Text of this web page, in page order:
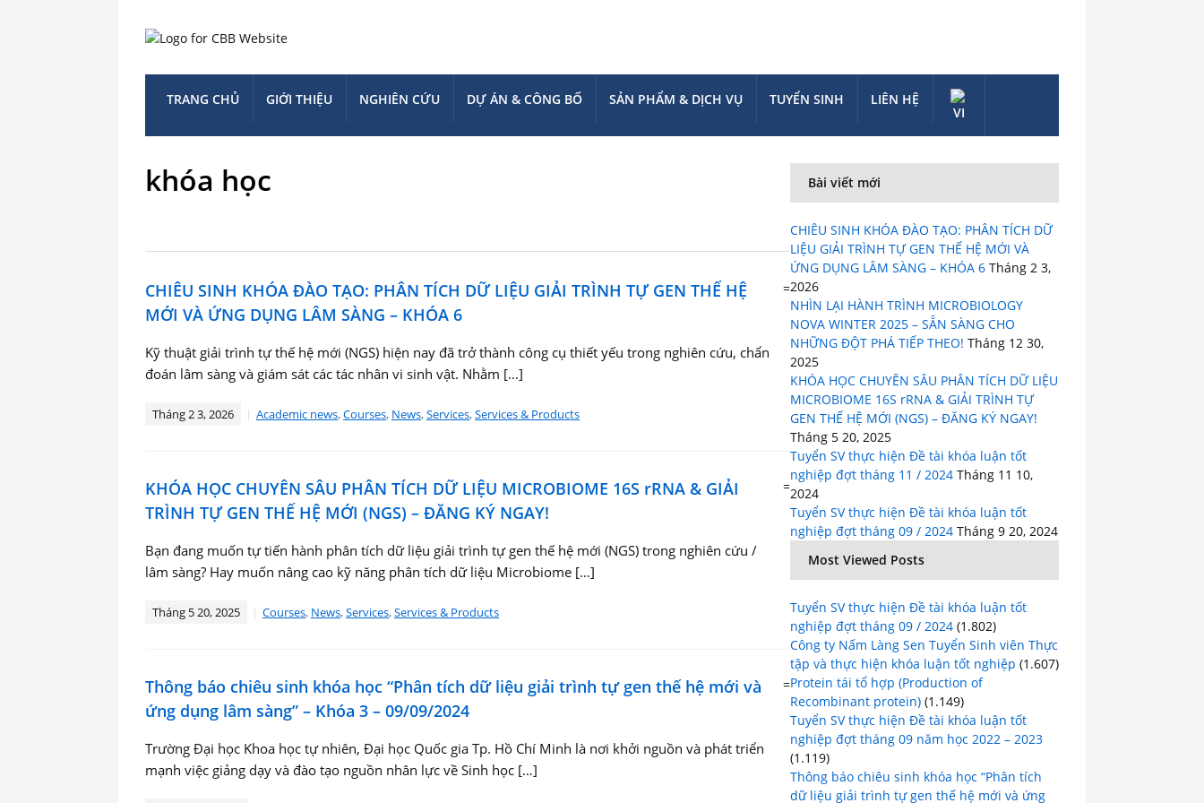
TRANG CHỦ GIỚI THIỆU NGHIÊN CỨU DỰ ÁN & CÔNG BỐ SẢN PHẨM & DỊCH VỤ TUYỂN SINH LIÊN HỆ
khóa học
CHIÊU SINH KHÓA ĐÀO TẠO: PHÂN TÍCH DỮ LIỆU GIẢI TRÌNH TỰ GEN THẾ HỆ
MỚI VÀ ỨNG DỤNG LÂM SÀNG – KHÓA 6
Kỹ thuật giải trình tự thế hệ mới (NGS) hiện nay đã trở thành công cụ thiết yếu trong nghiên cứu, chẩn
đoán lâm sàng và giám sát các tác nhân vi sinh vật. Nhằm […]
Tháng 2 3, 2026 Academic news,Courses, News,Services,Services & Products
=
KHÓA HỌC CHUYÊN SÂU PHÂN TÍCH DỮ LIỆU MICROBIOME 16S rRNA & GIẢI
TRÌNH TỰ GEN THẾ HỆ MỚI (NGS) – ĐĂNG KÝ NGAY!
Bạn đang muốn tự tiến hành phân tích dữ liệu giải trình tự gen thế hệ mới (NGS) trong nghiên cứu /
lâm sàng? Hay muốn nâng cao kỹ năng phân tích dữ liệu Microbiome […]
Tháng 5 20, 2025 Courses, News,Services,Services & Products
=
Thông báo chiêu sinh khóa học “Phân tích dữ liệu giải trình tự gen thế hệ mới và
ứng dụng lâm sàng” – Khóa 3 – 09/09/2024
Trường Đại học Khoa học tự nhiên, Đại học Quốc gia Tp. Hồ Chí Minh là nơi khởi nguồn và phát triển
mạnh việc giảng dạy và đào tạo nguồn nhân lực về Sinh học […]
=
Bài viết mới
CHIÊU SINH KHÓA ĐÀO TẠO: PHÂN TÍCH DỮ
LIỆU GIẢI TRÌNH TỰ GEN THẾ HỆ MỚI VÀ
ỨNG DỤNG LÂM SÀNG – KHÓA 6 Tháng 2 3,
2026
NHÌN LẠI HÀNH TRÌNH MICROBIOLOGY
NOVA WINTER 2025 – SẴN SÀNG CHO
NHỮNG ĐỘT PHÁ TIẾP THEO! Tháng 12 30,
2025
KHÓA HỌC CHUYÊN SÂU PHÂN TÍCH DỮ LIỆU
MICROBIOME 16S rRNA & GIẢI TRÌNH TỰ
GEN THẾ HỆ MỚI (NGS) – ĐĂNG KÝ NGAY!
Tháng 5 20, 2025
Tuyển SV thực hiện Đề tài khóa luận tốt
nghiệp đợt tháng 11 / 2024 Tháng 11 10,
2024
Tuyển SV thực hiện Đề tài khóa luận tốt
nghiệp đợt tháng 09 / 2024 Tháng 9 20, 2024
Most Viewed Posts
Tuyển SV thực hiện Đề tài khóa luận tốt
nghiệp đợt tháng 09 / 2024 (1.802)
Công ty Nấm Làng Sen Tuyển Sinh viên Thực
tập và thực hiện khóa luận tốt nghiệp (1.607)
Protein tái tổ hợp (Production of
Recombinant protein) (1.149)
Tuyển SV thực hiện Đề tài khóa luận tốt
nghiệp đợt tháng 09 năm học 2022 – 2023
(1.119)
Thông báo chiêu sinh khóa học “Phân tích
dữ liệu giải trình tự gen thế hệ mới và ứng